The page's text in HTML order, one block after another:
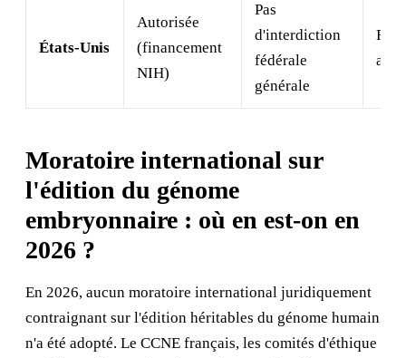
États-Unis
Autorisée
(financement
NIH)
Pas
d'interdiction
fédérale
générale
Moratoire international sur
l'édition du génome
embryonnaire : où en est-on en
2026 ?
En 2026, aucun moratoire international juridiquement
contraignant sur l'édition héritables du génome humain
n'a été adopté. Le CCNE français, les comités d'éthique